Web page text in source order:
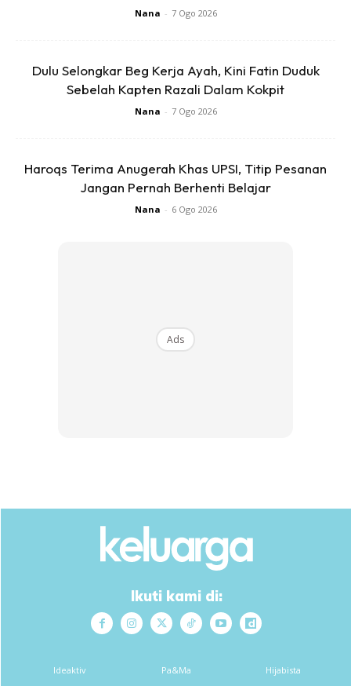
Nana - 7 Ogo 2026
Dulu Selongkar Beg Kerja Ayah, Kini Fatin Duduk
Sebelah Kapten Razali Dalam Kokpit
Nana - 7 Ogo 2026
Haroqs Terima Anugerah Khas UPSI, Titip Pesanan
Jangan Pernah Berhenti Belajar
Nana - 6 Ogo 2026
Ads
Ikuti kami di:
Ideaktiv Pa&Ma Hijabista